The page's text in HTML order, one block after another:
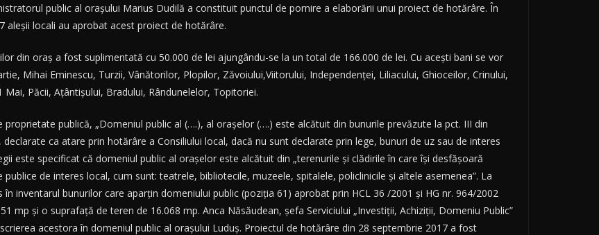
public al orașului Marius Dudilă a constituit punctul de pornire a elaborării unui proiect de hotărâre. În
aleșii locali au aprobat acest proiect de hotărâre.
din oraș a fost suplimentată cu 50.000 de lei ajungându-se la un total de 166.000 de lei. Cu acești bani se vor
Mihai Eminescu, Turzii, Vânătorilor, Plopilor, Zăvoiului,Viitorului, Independenței, Liliacului, Ghioceilor, Crinului,
Păcii, Ațântișului, Bradului, Rândunelelor, Topitoriei.
publică, „Domeniul public al (….), al orașelor (….) este alcătuit din bunurile prevăzute la pct. III din
ca atare prin hotărâre a Consiliului local, dacă nu sunt declarate prin lege, bunuri de uz sau de interes
este specificat că domeniul public al orașelor este alcătuit din „terenurile și clădirile în care își desfășoară
de interes local, cum sunt: teatrele, bibliotecile, muzeele, spitalele, policlinicile și altele asemenea”. La
inventarul bunurilor care aparțin domeniului public (poziția 61) aprobat prin HCL 36 /2001 și HG nr. 964/2002
mp și o suprafață de teren de 16.068 mp. Anca Năsăudean, șefa Serviciului „Investiții, Achiziții, Domeniu Public”
acestora în domeniul public al orașului Luduș. Proiectul de hotărâre din 28 septembrie 2017 a fost